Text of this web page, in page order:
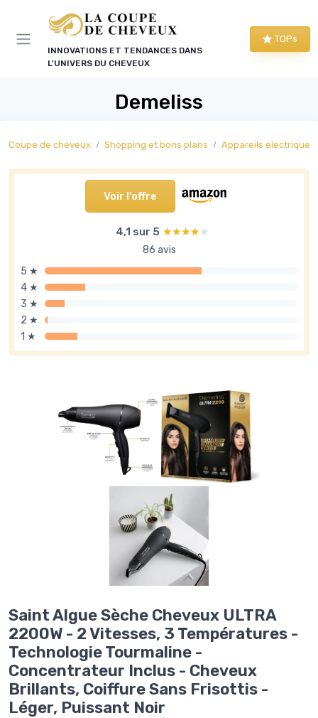
INNOVATIONS ET TENDANCES DANS
L'UNIVERS DU CHEVEUX
TOPs
Demeliss
Coupe de cheveux Shopping et bons plans Appareils électriques
Voir l'offre
4,1 sur 5 ★★★★★
★★★★★
86 avis
5 ★
4 ★
3 ★
2 ★
1 ★
Saint Algue Sèche Cheveux ULTRA
2200W - 2 Vitesses, 3 Températures -
Technologie Tourmaline -
Concentrateur Inclus - Cheveux
Brillants, Coiffure Sans Frisottis -
Léger, Puissant Noir